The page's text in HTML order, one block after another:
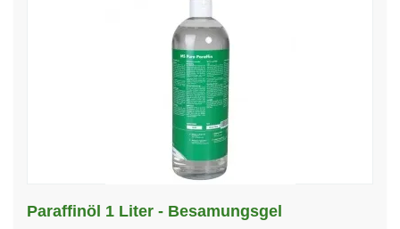
Paraffinöl 1 Liter - Besamungsgel